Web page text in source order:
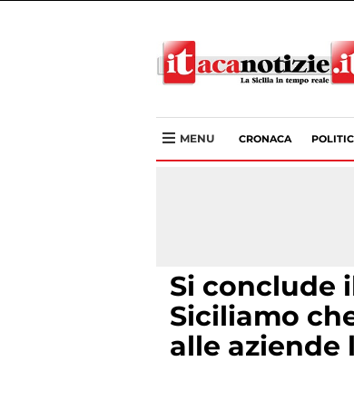
MENU CRONACA
Si conclude
Siciliamo
alle aziende